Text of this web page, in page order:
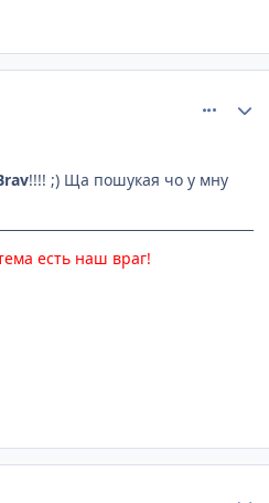
!!!! ;) Ща пошукая чо у мну
есть наш враг!